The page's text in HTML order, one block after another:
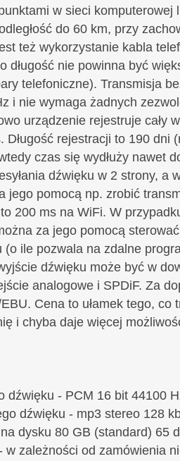
w sieci komputerowej
do 60 km, przy
też wykorzystanie kabla
długość nie powinna być
telefoniczne). Transmisja
i nie wymaga żadnych
urządzenie rejestruje cały
Długość rejestracji to 190 dni
czas się wydłuży nawet
dźwięku w 2 strony, a
jego pomocą np. zrobić
200 ms na WiFi. W
za jego pomocą
(o ile pozwala na zdalne
dźwięku może być w
analogowe i SPDiF. Za
Cena to ułamek tego, co
i chyba daje więcej
dźwięku - PCM 16 bit 44100
dźwięku - mp3 stereo 128
dysku 80 GB (standard) 65
w zależności od zamówienia